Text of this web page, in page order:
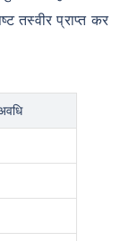
तस्वीर प्राप्त कर